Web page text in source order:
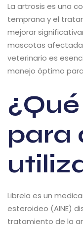
La artrosis es una
temprana y el
mejorar
mascotas
veterinario es
manejo óptimo
para
Librela es un
esteroideo (AINE)
tratamiento de la